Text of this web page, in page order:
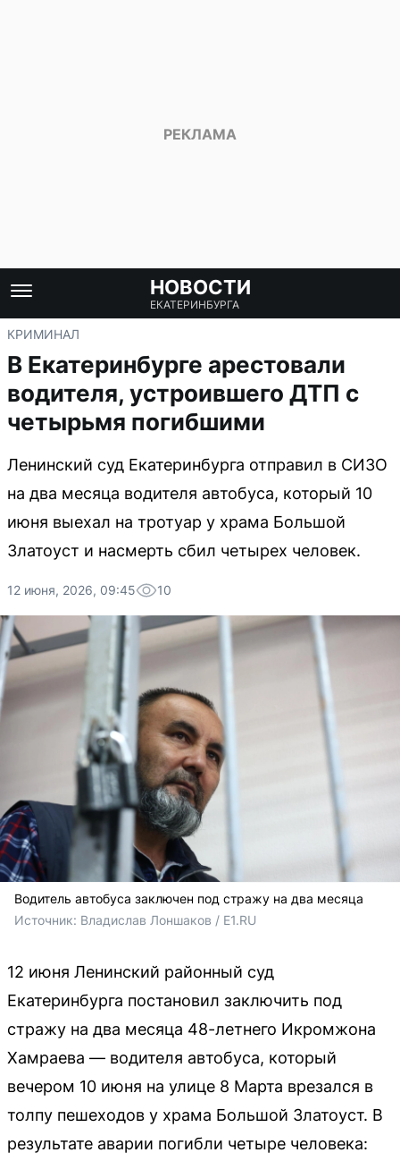
НОВОСТИ
ЕКАТЕРИНБУРГА
КРИМИНАЛ
В Екатеринбурге арестовали
водителя, устроившего ДТП с
четырьмя погибшими
Ленинский суд Екатеринбурга отправил в СИЗО
на два месяца водителя автобуса, который 10
июня выехал на тротуар у храма Большой
Златоуст и насмерть сбил четырех человек.
12 июня, 2026, 09:45 10
Водитель автобуса заключен под стражу на два месяца
Источник: Владислав Лоншаков / E1.RU
12 июня Ленинский районный суд
Екатеринбурга постановил заключить под
стражу на два месяца 48-летнего Икромжона
Хамраева — водителя автобуса, который
вечером 10 июня на улице 8 Марта врезался в
толпу пешеходов у храма Большой Златоуст. В
результате аварии погибли четыре человека: